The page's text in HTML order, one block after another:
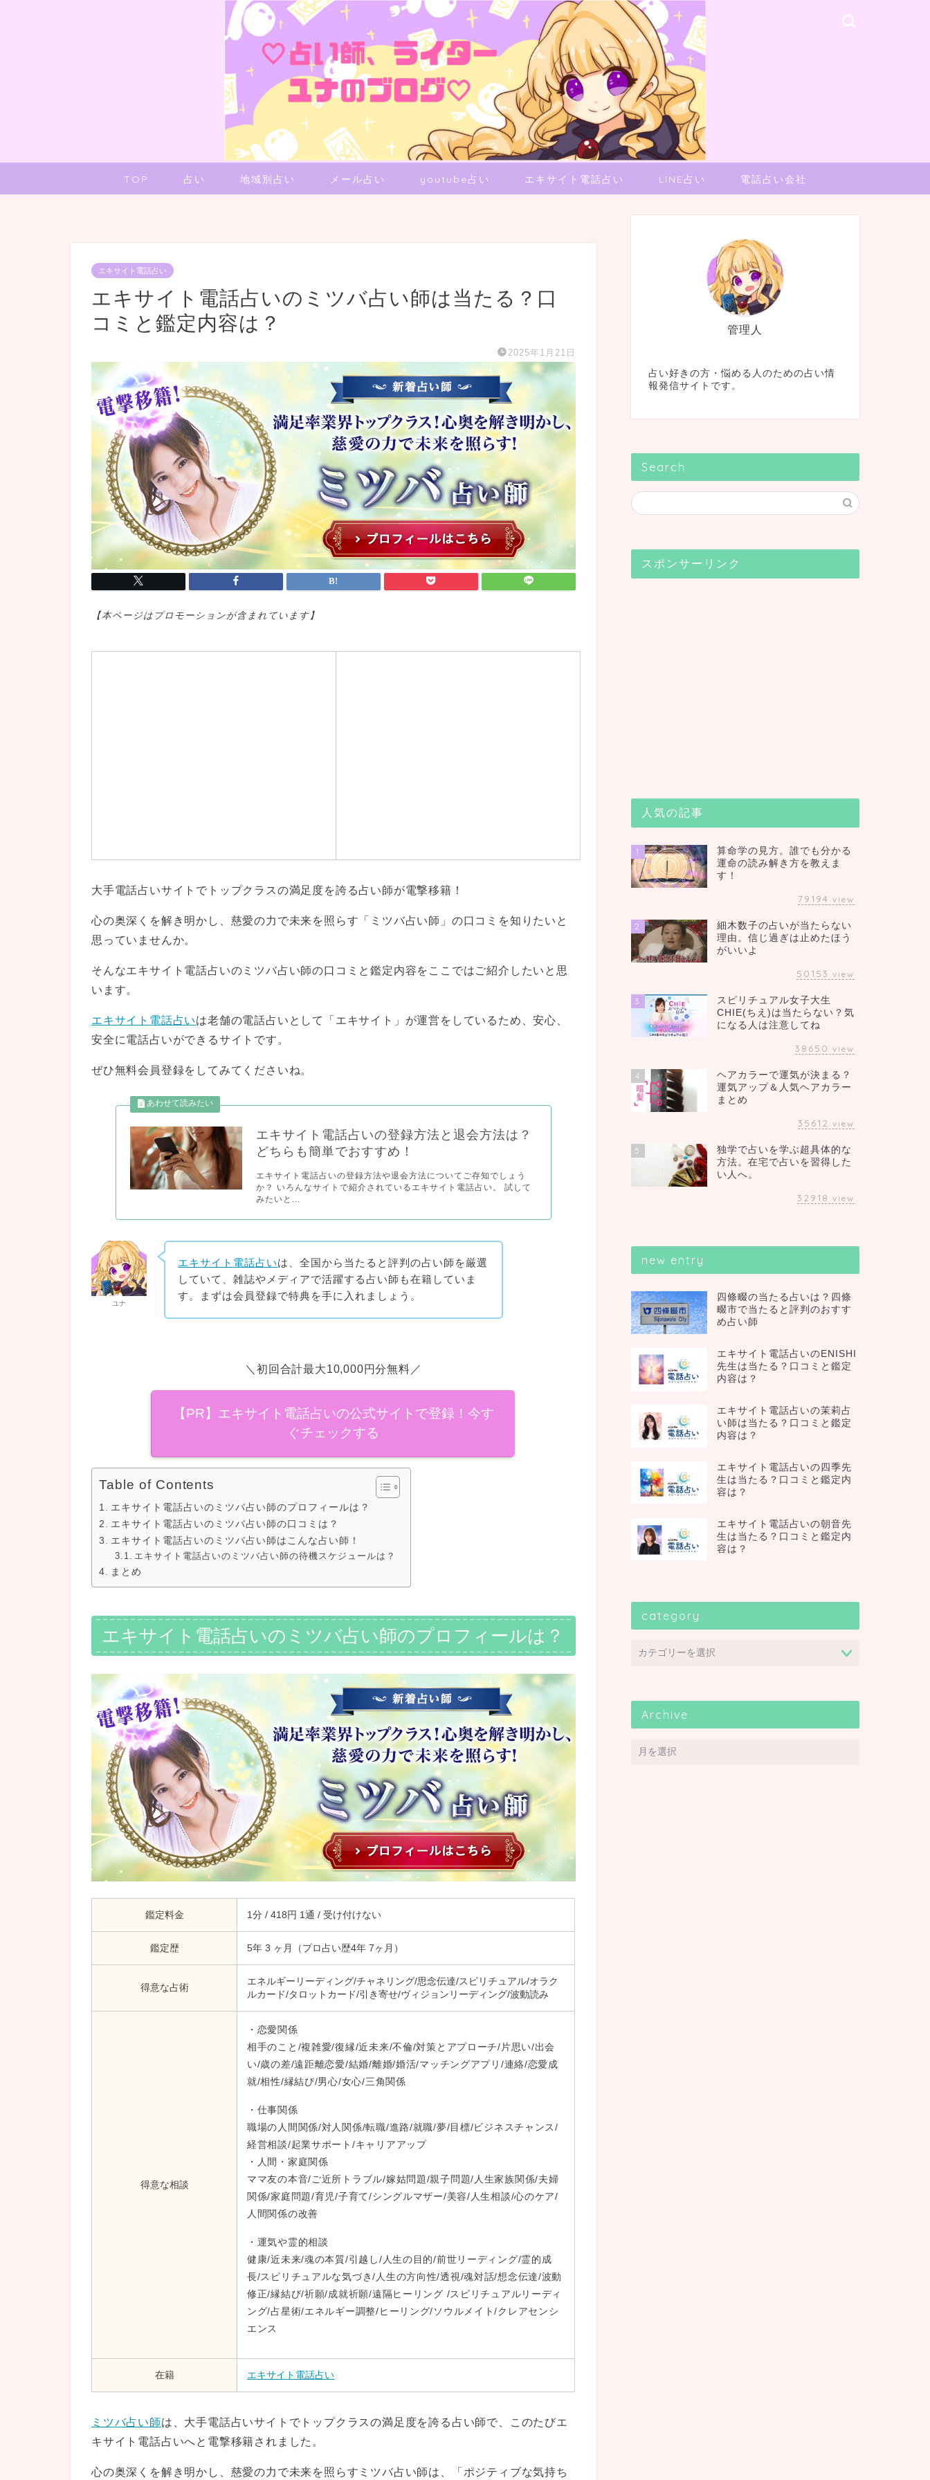
TOP 占い 地域別占い メール占い youtube占い エキサイト電話占い LINE占い 電話占い会社
エキサイト電話占い
エキサイト電話占いのミツバ占い師は当たる？口
コミと鑑定内容は？
2025年1月21日
【本ページはプロモ ーションが含まれています】
大手電話占いサイトでトップクラスの満足度を誇る占い師が電撃移籍！
心の奥深くを解き明かし、慈愛の力で未来を照らす「ミツバ占い師」の口コミを知りたいと
思っていませんか。
そんなエキサイト電話占いのミツバ占い師の口コミと鑑定内容をここではご紹介したいと思
います。
エキサイト電話占いは老舗の電話占いとして「エキサイト」が運営をしているため、安心、
安全に電話占いができるサイトです。
ぜひ無料会員登録をしてみてくださいね。
エキサイト電話占いの登録方法と退会方法は？
どちらも簡単でおすすめ！
エキサイト電話占いの登録方法や退会方法についてご存知でしょう
か？ いろんなサイトで紹介されているエキサイト電話占い。 試して
みたいと...
ユナ
エキサイト電話占いは、全国から当たると評判の占い師を厳選
していて、雑誌やメディアで活躍する占い師も在籍していま
す。まずは会員登録で特典を手に入れましょう。
＼初回合計最大10,000円分無料／
【PR】エキサイト電話占いの公式サイトで登録！今す
ぐチェックする
Table of Contents
エキサイト電話占いのミツバ占い師のプロフィールは？
エキサイト電話占いのミツバ占い師の口コミは？
エキサイト電話占いのミツバ占い師はこんな占い師！
エキサイト電話占いのミツバ占い師の待機スケジュールは？
まとめ
エキサイト電話占いのミツバ占い師のプロフィールは？
鑑定料金 1分 / 418円 1通 / 受け付けない
鑑定歴 5年 3 ヶ月（プロ占い歴4年 7ヶ月）
得意な占術
エネルギーリーディング/チャネリング/思念伝達/スピリチュアル/オラク
ルカード/タロットカード/引き寄せ/ヴィジョンリーディング/波動読み
得意な相談
・恋愛関係
相手のこと/複雑愛/復縁/近未来/不倫/対策とアプローチ/片思い/出会
い/歳の差/遠距離恋愛/結婚/離婚/婚活/マッチングアプリ/連絡/恋愛成
就/相性/縁結び/男心/女心/三角関係
・仕事関係
職場の人間関係/対人関係/転職/進路/就職/夢/目標/ビジネスチャンス/
経営相談/起業サポート/キャリアアップ
・人間・家庭関係
ママ友の本音/ご近所トラブル/嫁姑問題/親子問題/人生家族関係/夫婦
関係/家庭問題/育児/子育て/シングルマザー/美容/人生相談/心のケア/
人間関係の改善
・運気や霊的相談
健康/近未来/魂の本質/引越し/人生の目的/前世リーディング/霊的成
長/スピリチュアルな気づき/人生の方向性/透視/魂対話/想念伝達/波動
修正/縁結び/祈願/成就祈願/遠隔ヒーリング /スピリチュアルリーディ
ング/占星術/エネルギー調整/ヒーリング/ソウルメイト/クレアセンシ
エンス
在籍 エキサイト電話占い
ミツバ占い師は、大手電話占いサイトでトップクラスの満足度を誇る占い師で、このたびエ
キサイト電話占いへと電撃移籍されました。
心の奥深くを解き明かし、慈愛の力で未来を照らすミツバ占い師は、「ポジティブな気持ち
管理人
占い好きの方・悩める人のための占い情
報発信サイトです。
Search
スポンサーリンク
人気の記事
1
算命学の見方。誰でも分かる
運命の読み解き方を教えま
す！
79194 view
2
細木数子の占いが当たらない
理由。信じ過ぎは止めたほう
がいいよ
50153 view
3
スピリチュアル女子大生
CHIE(ちえ)は当たらない？気
になる人は注意してね
38650 view
4
ヘアカラーで運気が決まる？
運気アップ＆人気ヘアカラー
まとめ
35612 view
5
独学で占いを学ぶ超具体的な
方法。在宅で占いを習得した
い人へ。
32918 view
new entry
四條畷の当たる占いは？四條
畷市で当たると評判のおすす
め占い師
エキサイト電話占いのENISHI
先生は当たる？口コミと鑑定
内容は？
エキサイト電話占いの茉莉占
い師は当たる？口コミと鑑定
内容は？
エキサイト電話占いの四季先
生は当たる？口コミと鑑定内
容は？
エキサイト電話占いの朝音先
生は当たる？口コミと鑑定内
容は？
category
Archive